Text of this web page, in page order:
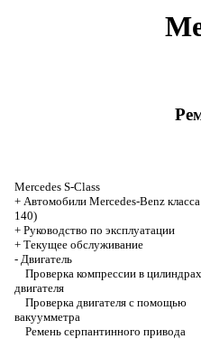
Mercedes S-Class
+ Автомобили Mercedes-Benz
140)
+ Руководство по эксплуатации
+ Текущее обслуживание
- Двигатель
Проверка компрессии в цилиндрах
двигателя
Проверка двигателя с помощью
вакуумметра
Ремень серпантинного привода